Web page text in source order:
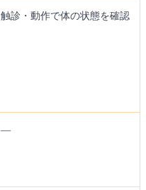
触診・動作で体の状態を確認
—